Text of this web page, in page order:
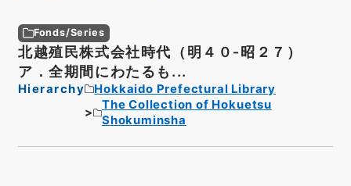
Fonds/Series
北越殖民株式会社時代（明４０‐昭２７）
ア．全期間にわたるも...
Hierarchy
Hokkaido Prefectural Library
The Collection of Hokuetsu
Shokuminsha